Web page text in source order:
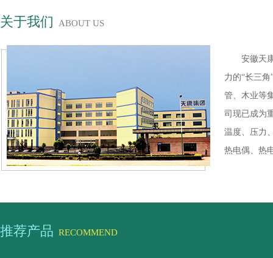
关于我们 ABOUT US
安徽天
力的“长三
管、木业等
司现已成为
温度、压力
热电偶、热
推荐产品 RECOMMEND